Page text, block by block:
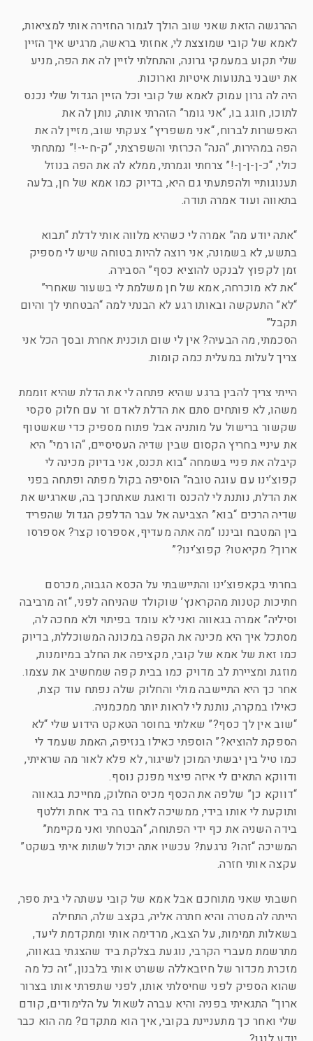
ההרגשה הזאת שאני שוב הולך לגמור החזירה אותי למציאות,
לאמא של קובי שמוצצת לי, אחזתי בראשה, מרגיש איך הזיין
שלי תקוע במעמקי גרונה, והתחלתי לזיין לה את הפה, מניע
את ישבני בתנועות איטיות וארוכות.
היה לה גרון עמוק לאמא של קובי וכל הזיין הגדול שלי נכנס
לתוכו, חוגג בו, “אני גומר” הזהרתי אותה, נותן לה את
האפשרות לברוח, “אני משפריץ” צעקתי שוב, מזיין לה את
הפה במהירות, “הנה” הכרזתי והשפרצתי, “ק-ח-י-!” נמתחתי
כולי, “כ-ן-ן-ן-!” צרחתי וגמרתי, ממלא לה את הפה בנוזל
תענוגותיי ולהפתעתי גם היא, בדיוק כמו אמא של חן, בלעה
בתאווה ועוד אמרה תודה.
“אתה יודע מה” אמרה לי כשהיא מלווה אותי לדלת “תבוא
בתשע, לא בשמונה, אני רוצה להיות בטוחה שיש לי מספיק
זמן לקפוץ לבנקט להוציא כסף” הסבירה.
“את לא מוכרחה, אמא של חן משלמת לי בשעור שאחרי”
“לא” התעקשה ובאותו רגע לא הבנתי למה “הבטחתי לך והיום
תקבל”
הסכמתי, מה הבעיה? אין לי שום תוכנית אחרת ובסך הכל אני
צריך לעלות במעלית כמה קומות.
הייתי צריך להבין ברגע שהיא פתחה לי את הדלת שהיא זוממת
משהו, לא פותחים סתם את הדלת לאדם זר עם חלוק סקסי
שקשור ברישול על מותניה אבל פתוח מספיק כדי שאשטוף
את עיניי בחריץ הקסום שבין שדיה העסיסיים, “הו רמי” היא
קיבלה את פניי בשמחה “בוא תכנס, אני בדיוק מכינה לי
קפוצ’ינו עם עוגה טובה” הוסיפה בקול מפתה ופתחה בפני
את הדלת, נותנת לי להכנס ודואגת שאתחכך בה, שארגיש את
שדיה הרכים “בוא” הצביעה אל עבר הדלפק הגדול שהפריד
בין המטבח וביננו “מה אתה מעדיף, אספרסו קצר? אספרסו
ארוך? מקיאטו? קפוצ’ינו?”
בחרתי בקאפוצ’ינו והתיישבתי על הכסא הגבוה, מכרסם
חתיכות קטנות מהקראנץ’ שוקולד שהניחה לפני, “זה מרביבה
וסיליה” אמרה בגאווה ואני לא עומד בפיתוי ולא מחכה לה,
מסתכל איך היא מכינה את הקפה במכונה המשוכללת, בדיוק
כמו זאת של אמא של קובי, מקציפה את החלב במיומנות,
מוזגת ומציירת לב מדויק כמו בבית קפה שמחשיב את עצמו.
אחר כך היא התיישבה מולי והחלוק שלה נפתח עוד קצת,
כאילו במקרה, נותנת לי לראות יותר ממכמניה.
“שוב אין לך כסף?” שאלתי בחוסר הטאקט הידוע שלי “לא
הספקת להוציא?” הוספתי כאילו בנזיפה, האמת שעמד לי
כמו טיל בין יבשתי המוכן לשיגור, לא פלא לאור מה שראיתי,
ודווקא התאים לי איזה פיצוי מפנק נוסף.
“דווקא כן” שלפה את הכסף מכיס החלוק, מחייכת בגאווה
ותוקעת לי אותו בידי, ממשיכה לאחוז בה ביד אחת וללטף
בידה השניה את כף ידי הפתוחה, “הבטחתי ואני מקיימת”
המשיכה “זהו? נרגעת? עכשיו אתה יכול לשתות איתי בשקט”
עקצה אותי חזרה.
חשבתי שאני מתוחכם אבל אמא של קובי עשתה לי בית ספר,
הייתה לה מטרה והיא חתרה אליה, בקצב שלה, התחילה
בשאלות תמימות, על הצבא, מרדימה אותי ומתקדמת ליעד,
מתרשמת מעברי הקרבי, נוגעת בצלקת ביד שהצגתי בגאווה,
מזכרת מכדור של חיזבאללה ששרט אותי בלבנון, “זה כל מה
שהוא הספיק לפני שחיסלתי אותו, לפני שתפרתי אותו בצרור
ארוך” התגאיתי בפניה והיא עברה לשאול על הלימודים, קודם
שלי ואחר כך מתעניינת בקובי, איך הוא מתקדם? מה הוא כבר